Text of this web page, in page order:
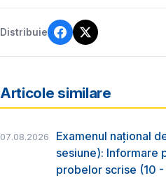
Distribuie
Articole similare
07.08.2026
Examenul național
sesiune): Informare
probelor scrise (10 -